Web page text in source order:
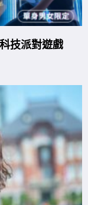
技派對遊戲